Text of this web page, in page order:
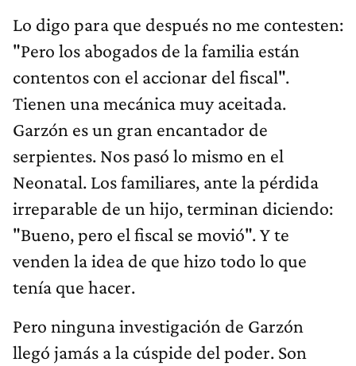
Lo digo para que después no me contesten:
"Pero los abogados de la familia están
contentos con el accionar del fiscal".
Tienen una mecánica muy aceitada.
Garzón es un gran encantador de
serpientes. Nos pasó lo mismo en el
Neonatal. Los familiares, ante la pérdida
irreparable de un hijo, terminan diciendo:
"Bueno, pero el fiscal se movió". Y te
venden la idea de que hizo todo lo que
tenía que hacer.
Pero ninguna investigación de Garzón
llegó jamás a la cúspide del poder. Son